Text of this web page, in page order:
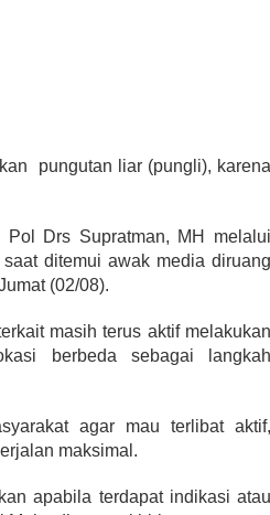
pungutan liar (pungli), karena
Drs Supratman, MH melalui
ditemui awak media diruang
(02/08).
masih terus aktif melakukan
berbeda sebagai langkah
agar mau terlibat aktif,
maksimal.
apabila terdapat indikasi atau